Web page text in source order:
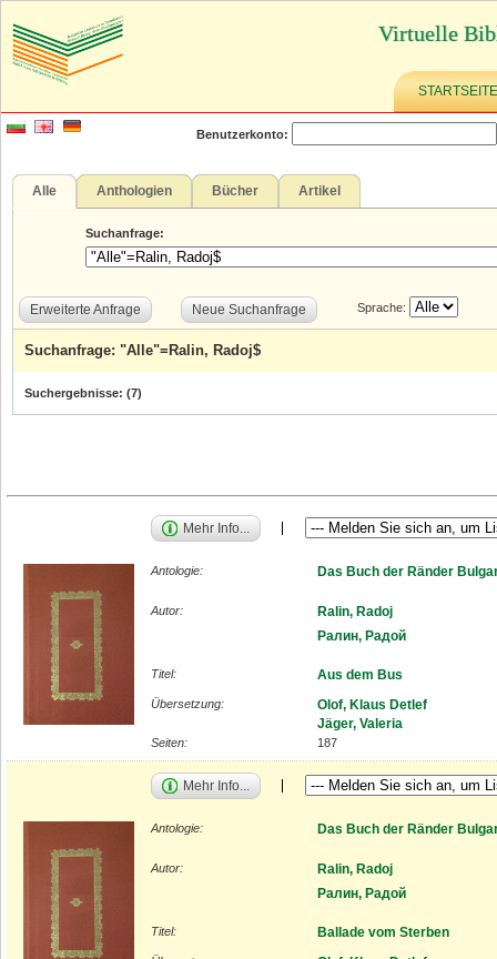
Virtuelle
STARTSEITE
Benutzerkonto:
Alle Anthologien Bücher Artikel
Suchanfrage:
Erweiterte Anfrage Neue Suchanfrage Sprache:
Suchanfrage: "Alle"=Ralin, Radoj$
Suchergebnisse: (7)
Mehr Info...
Antologie: Das Buch der Ränder
Autor:
Ralin, Radoj
Ралин, Радой
Titel: Aus dem Bus
Übersetzung:
Olof, Klaus Detlef
Jäger, Valeria
Seiten: 187
Mehr Info...
Antologie: Das Buch der Ränder
Autor:
Ralin, Radoj
Ралин, Радой
Titel: Ballade vom Sterben